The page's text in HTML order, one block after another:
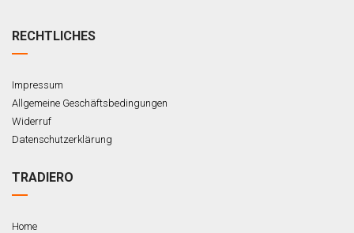
RECHTLICHES
Impressum
Allgemeine Geschäftsbedingungen
Widerruf
Datenschutzerklärung
TRADIERO
Home